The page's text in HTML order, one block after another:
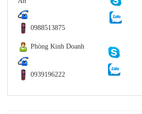
0988513875
Phòng Kinh Doanh
0939196222